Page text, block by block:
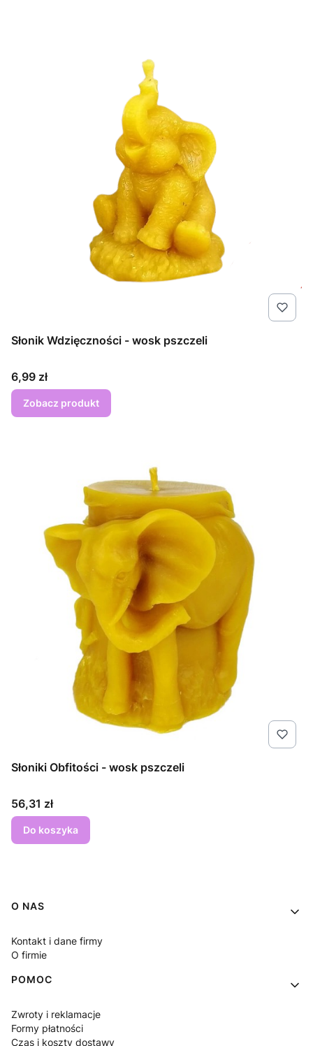
Słonik Wdzięczności - wosk pszczeli
Cena
6,99 zł
Zobacz produkt
Słoniki Obfitości - wosk pszczeli
Cena
56,31 zł
Do koszyka
Linki w stopce
O NAS
Kontakt i dane firmy
O firmie
POMOC
Zwroty i reklamacje
Formy płatności
Czas i koszty dostawy